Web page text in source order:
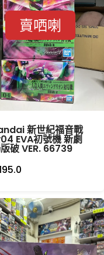
賣哂喇
新世紀福音戰
EVA初號機 新劇
破 VER. 66739